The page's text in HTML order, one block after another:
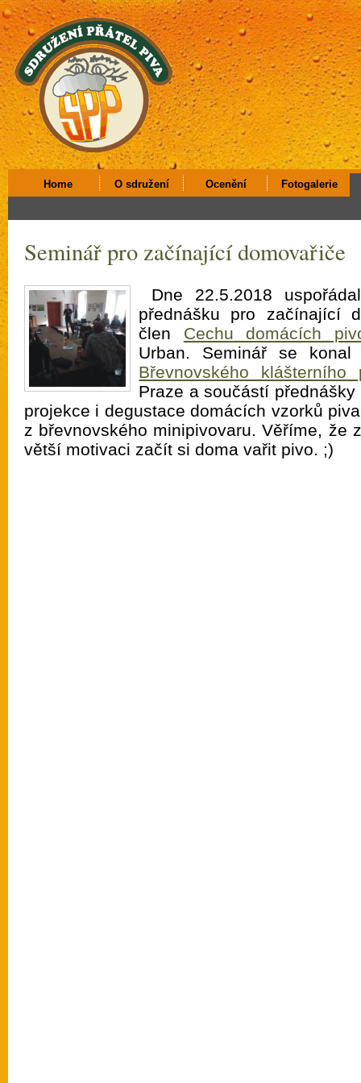
Home O sdružení Ocenění Fotogalerie
Seminář pro začínající domovařiče
Dne 22.5.2018
přednášku pro začínající
člen Cechu domácích
Urban. Seminář se
Břevnovského klášterního
Praze a součástí
projekce i degustace domácích vzorků
z břevnovského minipivovaru. Věříme, že
větší motivaci začít si doma vařit pivo. ;)